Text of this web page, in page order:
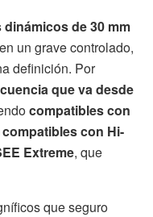
de 30 mm
un grave controlado,
definición. Por
que va desde
compatibles con
compatibles con Hi-
Extreme, que
que seguro